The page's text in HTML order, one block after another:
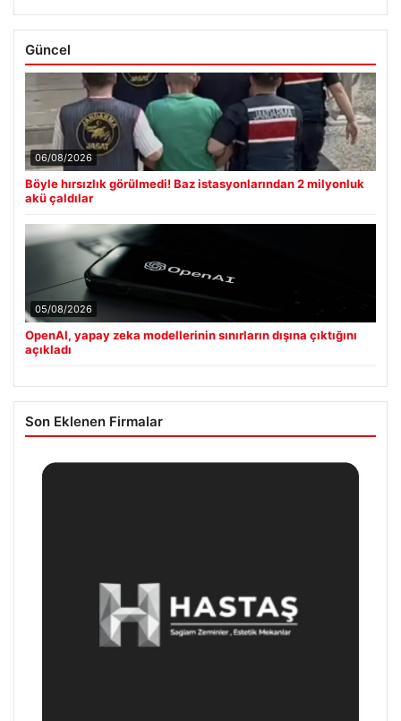
Güncel
06/08/2026
Böyle hırsızlık görülmedi! Baz istasyonlarından 2 milyonluk
akü çaldılar
05/08/2026
OpenAI, yapay zeka modellerinin sınırların dışına çıktığını
açıkladı
Son Eklenen Firmalar